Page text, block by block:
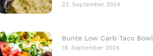
23. September 2024
Bunte Low Carb Taco Bowl
19. September 2024